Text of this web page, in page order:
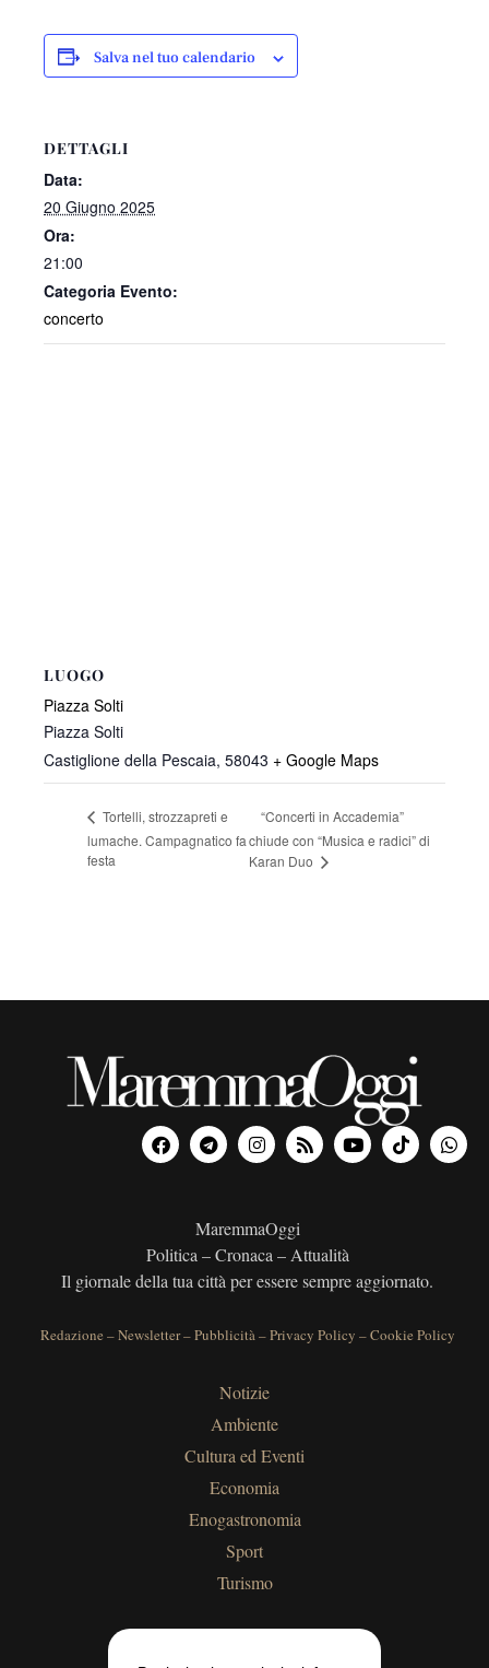
Salva nel tuo calendario
DETTAGLI
Data:
20 Giugno 2025
Ora:
21:00
Categoria Evento:
concerto
LUOGO
Piazza Solti
Piazza Solti
Castiglione della Pescaia, 58043 + Google Maps
Tortelli, strozzapreti e
lumache. Campagnatico fa
festa
“Concerti in Accademia”
chiude con “Musica e radici” di
Karan Duo
MaremmaOggi
Politica – Cronaca – Attualità
Il giornale della tua città per essere sempre aggiornato.
Redazione –Newsletter–Pubblicità–Privacy Policy –Cookie Policy
Notizie
Ambiente
Cultura ed Eventi
Economia
Enogastronomia
Sport
Turismo